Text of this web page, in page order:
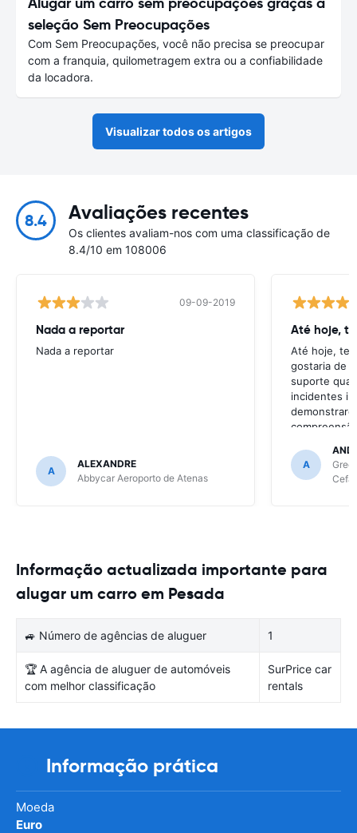
seleção Sem Preocupações
Com Sem Preocupações, você não precisa se preocupar
com a franquia, quilometragem extra ou a confiabilidade
da locadora.
Visualizar todos os artigos
8.4 Avaliações recentes
Os clientes avaliam-nos com uma classificação de
8.4/10 em 108006
09-09-2019
Nada a reportar
Nada a reportar
A
ALEXANDRE
Abbycar Aeroporto de Atenas
Até hoje,
Até hoje,
gostaria de
suporte
incidentes
continua a
de site para
A
Informação actualizada importante para
alugar um carro em Pesada
🚙 Número de agências de aluguer 1
🏆 A agência de aluguer de automóveis
com melhor classificação
SurPrice car
rentals
Informação prática
Moeda
Euro